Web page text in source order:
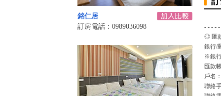
銘仁居
訂房電話：0989036098
- - - -
◎ 匯
銀行/
※銀
匯款
戶名
聯絡